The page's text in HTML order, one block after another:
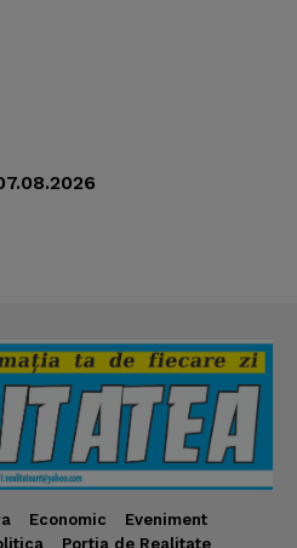
Economic
Eveniment
Portia de Realitate